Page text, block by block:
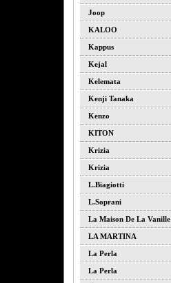
Joop
KALOO
Kappus
Kejal
Kelemata
Kenji Tanaka
Kenzo
KITON
Krizia
Krizia
L.biagiotti
L.soprani
La Maison De La Vanille
LA MARTINA
La Perla
La Perla